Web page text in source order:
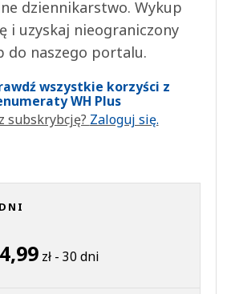
dziennikarstwo. Wykup
i uzyskaj nieograniczony
do naszego portalu.
wszystkie korzyści z
WH Plus
subskrybcję? Zaloguj się.
zł - 30 dni